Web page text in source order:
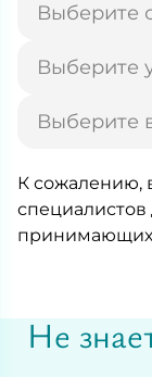
Выберите
Выберите
Выберите
К сожалению,
принимающих
Не